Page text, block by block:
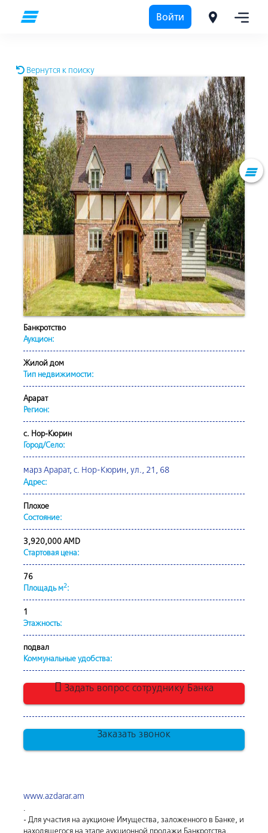
Войти
Вернутся к поиску
Аукцион:
Банкротство
Тип недвижимости:
Жилой дом
Регион:
Арарат
Город/Село:
с. Нор-Кюрин
Адрес:
марз Арарат, с. Нор-Кюрин, ул., 21, 68
Состояние:
Плохое
Стартовая цена:
3,920,000 AMD
Площадь м2:
76
Этажность:
1
Коммунальные удобства:
подвал
Задать вопрос сотруднику Банка
Заказать звонок
.
- Для участия на аукционе Имущества, заложенного в Банке, и
находящегося на этапе аукционной продажи Банкротства,
www.azdarar.am